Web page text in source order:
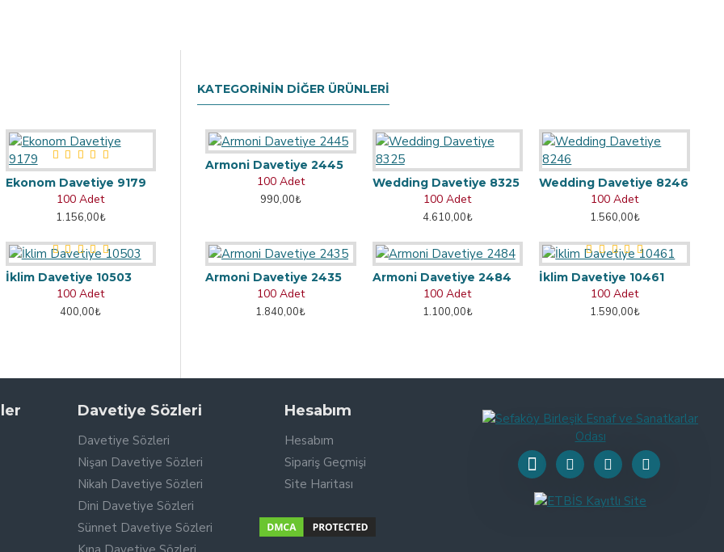
Ekonom Davetiye 9179
100 Adet
1.156,00₺
İklim Davetiye 10503
100 Adet
400,00₺
KATEGORININ DIĞER ÜRÜNLERI
Armoni Davetiye 2445
100 Adet
990,00₺
Wedding Davetiye 8325
100 Adet
4.610,00₺
Wedding Davetiye 8246
100 Adet
1.560,00₺
Armoni Davetiye 2435
100 Adet
1.840,00₺
Armoni Davetiye 2484
100 Adet
1.100,00₺
İklim Davetiye 10461
100 Adet
1.590,00₺
Davetiye Sözleri
Davetiye Sözleri
Nişan Davetiye Sözleri
Nikah Davetiye Sözleri
Dini Davetiye Sözleri
Sünnet Davetiye Sözleri
Hesabım
Hesabım
Sipariş Geçmişi
Site Haritası